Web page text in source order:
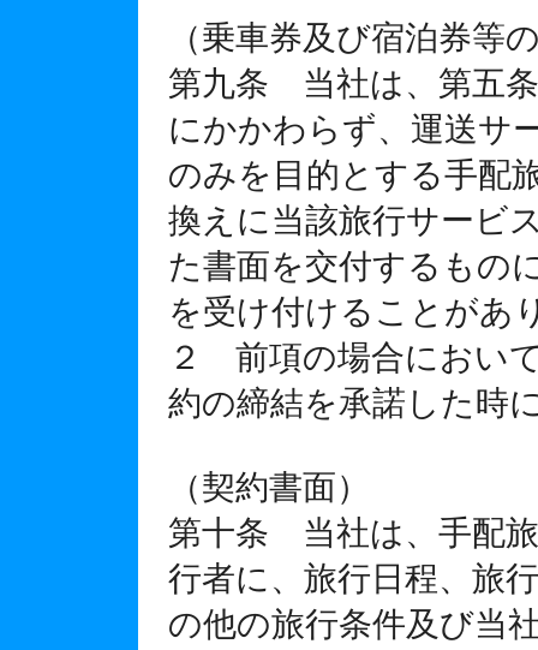
（乗車券及び宿泊券等
第九条 当社は、第五
にかかわらず、運送サ
のみを目的とする手配
換えに当該旅行サービ
た書面を交付するもの
を受け付けることがあ
２ 前項の場合におい
約の締結を承諾した時
（契約書面）
第十条 当社は、手配
行者に、旅行日程、旅
の他の旅行条件及び当